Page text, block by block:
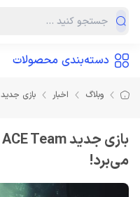
دسته‌بندی محصولات
وبلاگ اخبار بازی جدید ACE Team شما را به جنگلی نفرین‌شده می‌برد!
می‌برد!